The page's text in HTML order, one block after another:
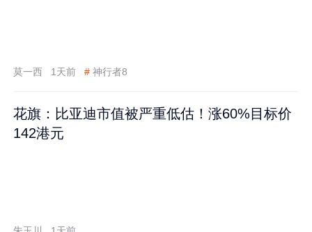
莫一西 1天前 # 神行者8
花旗：比亚迪市值被严重低估！涨60%目标价
142港元